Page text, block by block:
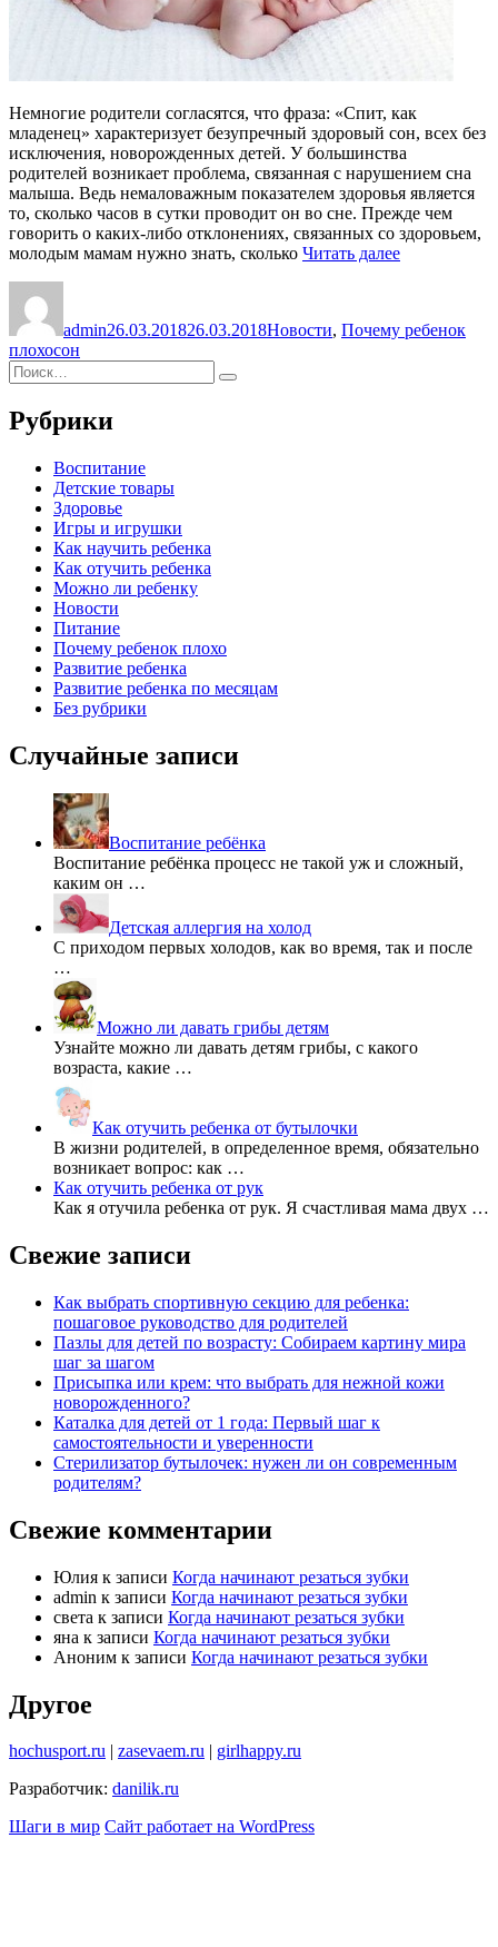
Немногие родители согласятся, что фраза: «Спит, как
младенец» характеризует безупречный здоровый сон, всех без
исключения, новорожденных детей. У большинства
родителей возникает проблема, связанная с нарушением сна
малыша. Ведь немаловажным показателем здоровья является
то, сколько часов в сутки проводит он во сне. Прежде чем
говорить о каких-либо отклонениях, связанных со здоровьем,
молодым мамам нужно знать, сколько Читать далее
admin26.03.201826.03.2018Новости, Почему ребенок
плохоМетки
сон
Искать:
Поиск
Рубрики
Воспитание
Детские товары
Здоровье
Игры и игрушки
Как научить ребенка
Как отучить ребенка
Можно ли ребенку
Новости
Питание
Почему ребенок плохо
Развитие ребенка
Развитие ребенка по месяцам
Без рубрики
Случайные записи
Воспитание ребёнка
Воспитание ребёнка процесс не такой уж и сложный,
каким он …
Детская аллергия на холод
С приходом первых холодов, как во время, так и после
…
Можно ли давать грибы детям
Узнайте можно ли давать детям грибы, с какого
возраста, какие …
Как отучить ребенка от бутылочки
В жизни родителей, в определенное время, обязательно
возникает вопрос: как …
Как отучить ребенка от рук
Как я отучила ребенка от рук. Я счастливая мама двух …
Свежие записи
Как выбрать спортивную секцию для ребенка:
пошаговое руководство для родителей
Пазлы для детей по возрасту: Собираем картину мира
шаг за шагом
Присыпка или крем: что выбрать для нежной кожи
новорожденного?
Каталка для детей от 1 года: Первый шаг к
самостоятельности и уверенности
Стерилизатор бутылочек: нужен ли он современным
родителям?
Свежие комментарии
Юлия к записи Когда начинают резаться зубки
admin к записи Когда начинают резаться зубки
света к записи Когда начинают резаться зубки
яна к записи Когда начинают резаться зубки
Аноним к записи Когда начинают резаться зубки
Другое
hochusport.ru zasevaem.ru
girlhappy.ru
Разработчик: danilik.ru
Шаги в мир Сайт работает на WordPress